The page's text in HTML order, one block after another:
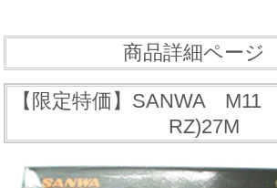
商品詳細ページ
【限定特価】SANWA M11
RZ)27M